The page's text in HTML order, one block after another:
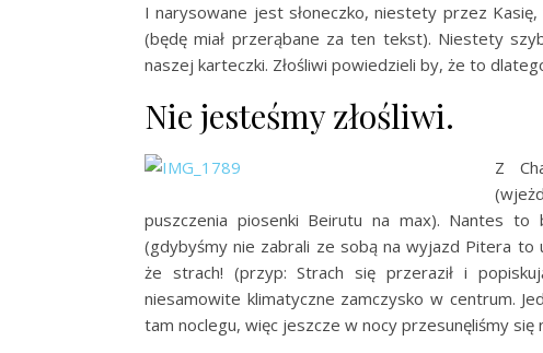
I narysowane jest słoneczko, niestety przez
(będę miał przerąbane za ten tekst). Niestety
naszej karteczki. Złośliwi powiedzieli by, że to
Nie jesteśmy złośliwi.
Z
puszczenia piosenki Beirutu na max). Nantes to
(gdybyśmy nie zabrali ze sobą na wyjazd Pitera to
że strach! (przyp: Strach się przeraził i
niesamowite klimatyczne zamczysko w centrum.
tam noclegu, więc jeszcze w nocy przesunęliśmy się